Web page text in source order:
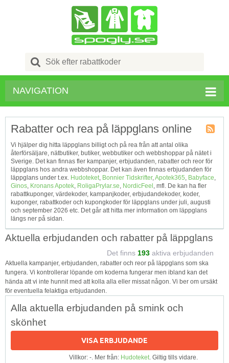
Search
for:
NAVIGATION
Tagg
RSS
Rabatter och rea på läppglans online
Vi hjälper dig hitta läppglans billigt och på rea från att antal olika
återförsäljare, nätbutiker, butiker, webbutiker och webbshoppar på nätet i
Sverige. Det kan finnas fler kampanjer, erbjudanden, rabatter och reor för
läppglans hos andra webbshoppar. Det kan även finnas erbjudanden för
läppglans under t.ex. Hudoteket, Bonnier Tidskrifter,Apotek365, Babyface,
Ginos, Kronans Apotek, RoligaPrylar.se, NordicFeel , mfl. De kan ha fler
rabattkuponger, värdekoder, kampanjkoder, erbjudandekoder, koder,
kuponger, rabattkoder och kupongkoder för läppglans under juli, augusti
och september 2026 etc. Det går att hitta mer information om läppglans
längs ner på sidan.
Aktuella erbjudanden och rabatter på läppglans
Det finns 193 aktiva erbjudanden
Aktuella kampanjer, erbjudanden, rabatter och reor på läppglans som ska
fungera. Vi kontrollerar löpande om koderna fungerar men ibland kan det
hända att vi inte hunnit med att kolla alla eller missat någon. Vi ber om ursäkt
för eventuella felaktiga erbjudanden.
Alla aktuella erbjudanden på smink och
skönhet
VISA ERBJUDANDE
Villkor: -. Mer från: Hudoteket. Giltig tills vidare.